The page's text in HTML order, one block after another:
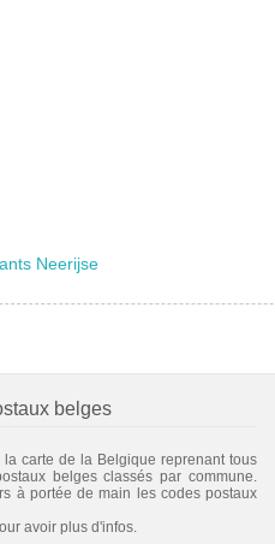
Neerijse
belges
la carte de la Belgique reprenant tous
belges classés par commune.
à portée de main les codes postaux
avoir plus d'infos.